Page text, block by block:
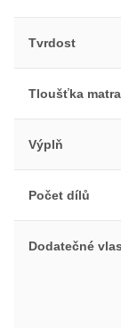
Tvrdost
Tloušťka
Výplň
Počet dílů
Dodatečné